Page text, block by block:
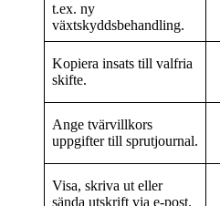
t.ex. ny
växtskyddsbehandling.
Kopiera insats till valfria
skifte.
Ange tvärvillkors
uppgifter till sprutjournal.
Visa, skriva ut eller
sända utskrift via e-post.